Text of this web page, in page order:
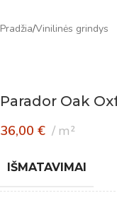
Pradžia/Vinilinės grindys
Parador Oak
36,00 € m²
IŠMATAVIMAI